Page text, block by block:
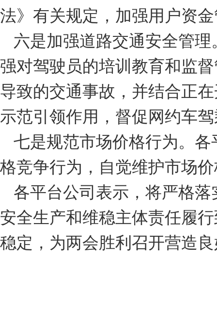
法》有关规定，加强用户资
六是加强道路交通安全管
强对驾驶员的培训教育和监
导致的交通事故，并结合正
示范引领作用，督促网约车
七是规范市场价格行为。
格竞争行为，自觉维护市场
各平台公司表示，将严格
安全生产和维稳主体责任履
稳定，为两会胜利召开营造